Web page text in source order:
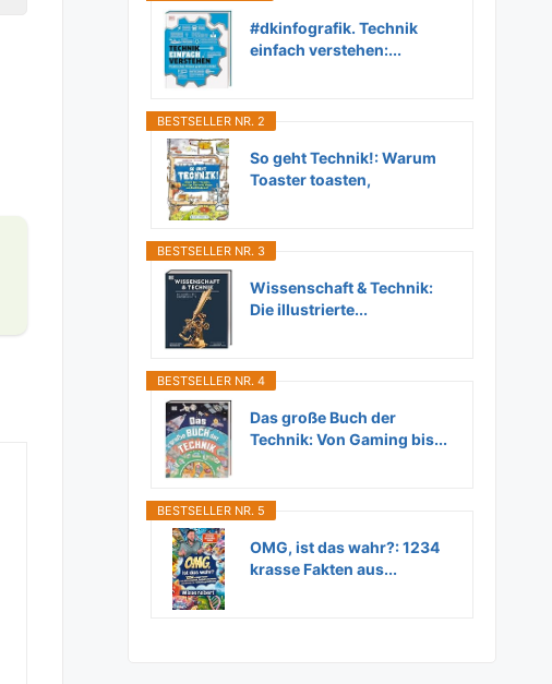
#dkinfografik. Technik
einfach verstehen:...
BESTSELLER NR. 2
So geht Technik!: Warum
Toaster toasten,
BESTSELLER NR. 3
Wissenschaft & Technik:
Die illustrierte...
BESTSELLER NR. 4
Das große Buch der
Technik: Von Gaming bis...
BESTSELLER NR. 5
OMG, ist das wahr?: 1234
krasse Fakten aus...